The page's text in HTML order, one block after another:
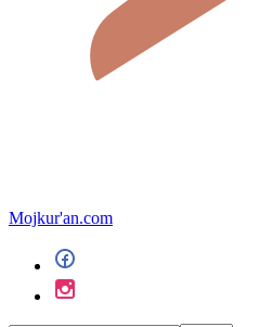
Mojkur'an.com